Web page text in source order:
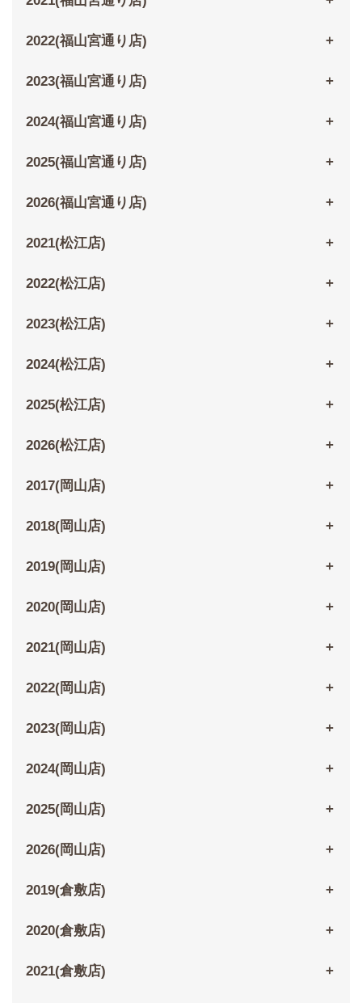
2022(福山宮通り店)
2023(福山宮通り店)
2024(福山宮通り店)
2025(福山宮通り店)
2026(福山宮通り店)
2021(松江店)
2022(松江店)
2023(松江店)
2024(松江店)
2025(松江店)
2026(松江店)
2017(岡山店)
2018(岡山店)
2019(岡山店)
2020(岡山店)
2021(岡山店)
2022(岡山店)
2023(岡山店)
2024(岡山店)
2025(岡山店)
2026(岡山店)
2019(倉敷店)
2020(倉敷店)
2021(倉敷店)